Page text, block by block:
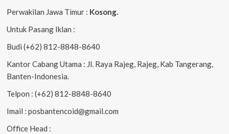
Perwakilan Jawa Timur : Kosong.
Untuk Pasang Iklan :
Budi (+62) 812-8848-8640
Kantor Cabang Utama : Jl. Raya Rajeg, Rajeg, Kab Tangerang,
Banten-Indonesia.
Telpon : (+62) 812-8848-8640
Imail : posbantencoid@gmail.com
Office Head :